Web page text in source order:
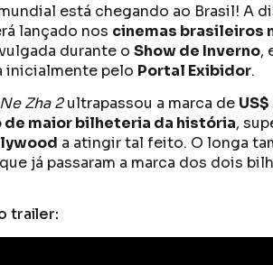
está chegando ao Brasil! A
lançado nos cinemas brasileiros
durante o Show de Inverno,
inicialmente pelo Portal Exibidor.
Ne Zha 2ultrapassou a marca de
de maior bilheteria da história,
a atingir tal feito. O longa
já passaram a marca dos dois
trailer: